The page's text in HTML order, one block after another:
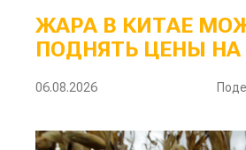
ЖАРА В КИТАЕ
ПОДНЯТЬ ЦЕНЫ НА
06.08.2026